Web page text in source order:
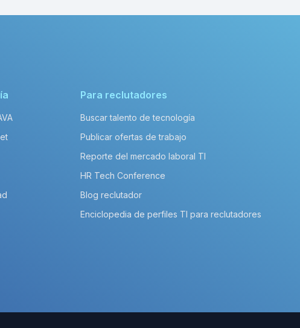
Para reclutadores
Buscar talento de tecnología
Publicar ofertas de trabajo
Reporte del mercado laboral TI
HR Tech Conference
Blog reclutador
Enciclopedia de perfiles TI para reclutadores